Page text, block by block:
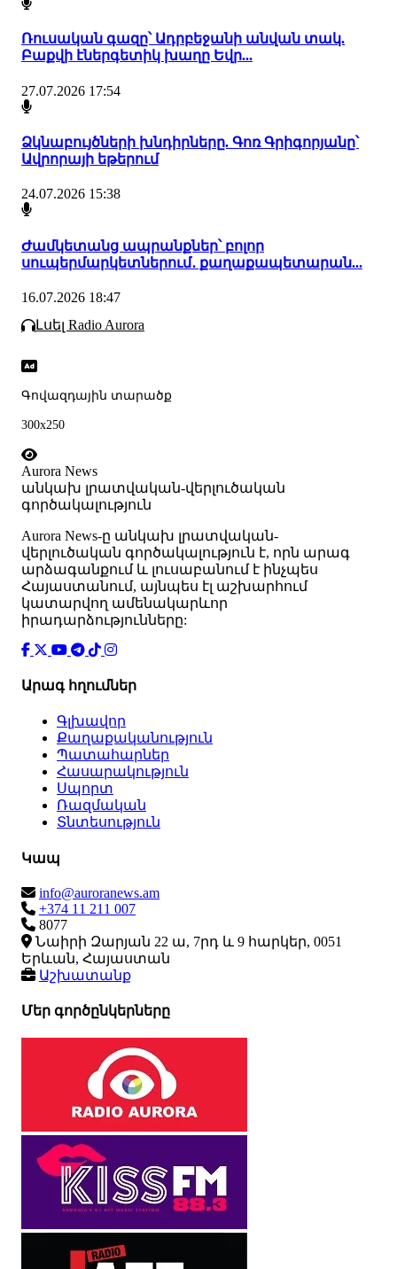
Ռուսական գազը՝ Ադրբեջանի անվան տակ.
Բաքվի էներգետիկ խաղը Եվր...
27.07.2026 17:54
Ձկնաբույծների խնդիրները. Գոռ Գրիգորյանը՝
Ավրորայի եթերում
24.07.2026 15:38
Ժամկետանց ապրանքներ՝ բոլոր
սուպերմարկետներում․ քաղաքապետարան...
16.07.2026 18:47
Լսել Radio Aurora
Գովազդային տարածք
300x250
Aurora News
անկախ լրատվական-վերլուծական
գործակալություն
Аurora News-ը անկախ լրատվական-
վերլուծական գործակալություն է, որն արագ
արձագանքում և լուսաբանում է ինչպես
Հայաստանում, այնպես էլ աշխարհում
կատարվող ամենակարևոր
իրադարձությունները:
Արագ հղումներ
Գլխավոր
Քաղաքականություն
Պատահարներ
Հասարակություն
Սպորտ
Ռազմական
Տնտեսություն
Կապ
info@auroranews.am
+374 11 211 007
8077
Նաիրի Զարյան 22 ա, 7րդ և 9 հարկեր, 0051
Երևան, Հայաստան
Աշխատանք
Մեր գործընկերները